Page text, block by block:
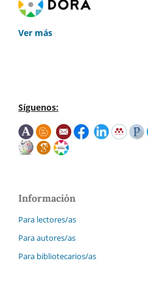
Ver más
Síguenos:
Información
Para lectores/as
Para autores/as
Para bibliotecarios/as